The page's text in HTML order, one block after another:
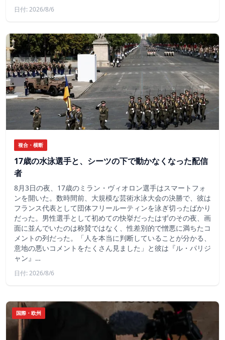
日付: 2026/8/6
複合・横断
17歳の水泳選手と、シーツの下で動かなくなった配信
者
8月3日の夜、17歳のミラン・ヴィオロン選手はスマートフォ
ンを開いた。数時間前、大規模な芸術水泳大会の決勝で、彼は
フランス代表として団体フリールーティンを泳ぎ切ったばかり
だった。男性選手として初めての快挙だったはずのその夜、画
面に並んでいたのは称賛ではなく、性差別的で憎悪に満ちたコ
メントの列だった。「人を本当に判断していることが分かる、
意地の悪いコメントをたくさん見ました」と彼は『ル・パリジ
ャン』…
日付: 2026/8/6
国際・欧州